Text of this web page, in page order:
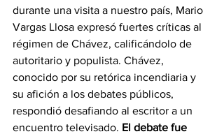
durante una visita a nuestro país, Mario
Vargas Llosa expresó fuertes críticas al
régimen de Chávez, calificándolo de
autoritario y populista. Chávez,
conocido por su retórica incendiaria y
su afición a los debates públicos,
respondió desafiando al escritor a un
encuentro televisado. El debate fue